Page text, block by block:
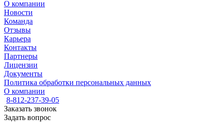
О компании
Новости
Команда
Отзывы
Карьера
Контакты
Партнеры
Лицензии
Документы
Политика обработки персональных данных
О компании
8-812-237-39-05
Заказать звонок
Задать вопрос